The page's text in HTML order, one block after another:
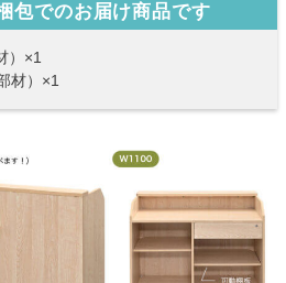
包でのお届け商品です
）×1
材）×1